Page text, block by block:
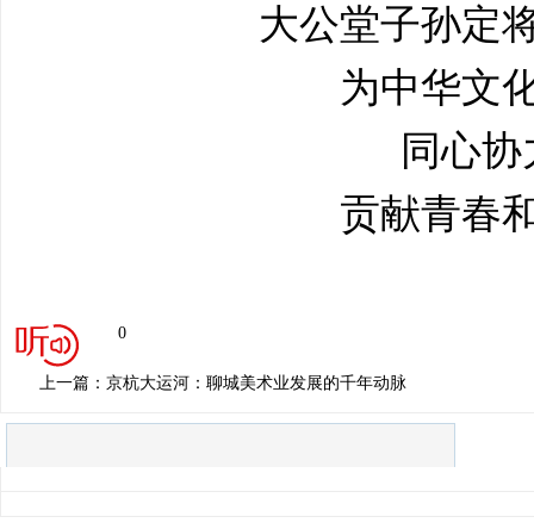
大公堂子孙定
为中华文
同心
贡献青春
0
上一篇：京杭大运河：聊城美术业发展的千年动脉